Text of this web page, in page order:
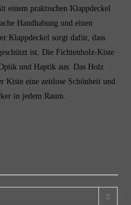
einem praktischen Klappdeckel
Handhabung und einen
Klappdeckel sorgt dafür, dass
ist. Die Fichtenholz-Kiste
und Haptik aus. Das Holz
Kiste eine zeitlose Schönheit und
in jedem Raum.